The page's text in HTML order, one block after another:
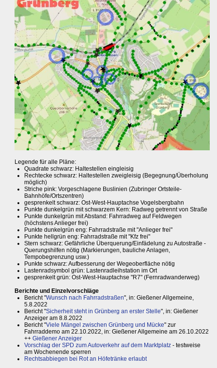
Legende für alle Pläne:
Quadrate schwarz: Haltestellen eingleisig
Rechtecke schwarz: Haltestellen zweigleisig (Begegnung/Überholung
möglich)
Striche pink: Vorgeschlagene Buslinien (Zubringer Ortsteile-
Bahnhöfe/Ortszentren)
gesprenkelt schwarz: Ost-West-Hauptachse Vogelsbergbahn
Punkte dunkelgrün mit schwarzem Kern: Radweg getrennt von Straße
Punkte dunkelgrün mit Abstand: Fahrradweg auf Feldwegen
(höchstens Anlieger frei)
Punkte dunkelgrün eng: Fahrradstraße mit "Anlieger frei"
Punkte hellgrün eng: Fahrradstraße mit "Kfz frei"
Stern schwarz: Gefährliche Überquerung/Einfädelung zu Autostraße -
Querungshilfen nötig (Markierungen, bauliche Anlagen,
Tempobegrenzung usw.)
Punkte schwarz: Aufbesserung der Wegeoberfläche nötig
Lastenradsymbol grün: Lastenradleihstation im Ort
gesprenkelt grün: Ost-West-Hauptachse "R7" (Fernradwanderweg)
Berichte und Einzelvorschläge
Bericht "Wunsch nach Fahrradstraßen", in: Gießener Allgemeine,
5.8.2022
Bericht "Sicherheit steht in Grünberg an erster Stelle", in: Gießener
Anzeiger am 8.8.2022
Bericht "Viele Mängel zwischen Grünberg und Mücke" zur
Fahrraddemo am 22.10.2022, in: Gießener Allgemeine am 26.10.2022
++ Gießener Anzeiger
Vorschlag der SPD zum Autoverkehr auf dem Marktplatz - testweise
am Wochenende sperren
Rechtsabbiegen bei Rot an Höfetränke erlaubt